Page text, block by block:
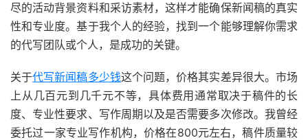
尽的活动背景资料和采访素材，这样才能确保新闻稿的真实
性和专业度。基于我个人的经验，找到一个能够理解你需求
的代写团队或个人，是成功的关键。
关于代写新闻稿多少钱这个问题，价格其实差异很大。市场
上从几百元到几千元不等，具体费用通常取决于稿件的长
度、专业性要求、写作周期以及是否需要多次修改。我曾经
委托过一家专业写作机构，价格在800元左右，稿件质量较